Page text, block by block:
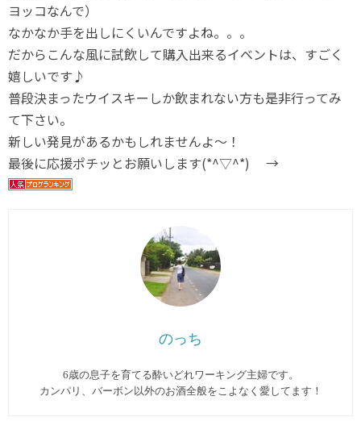
ヨッコなんで）
なかなか手を出しにくいんですよね。。。
だからこんな風に試飲して購入出来るイベントは、すごく
嬉しいです♪
普段決まったウイスキーしか飲まれない方も是非行ってみ
て下さい。
新しい発見があるかもしれませんよ～！
最後に応援ポチッとお願いします(*^▽^*) →
のっち
6歳の息子を育てる酔いどれワーキング主婦です。
カンパリ、バーボン以外のお酒全般をこよなく愛してます︎！